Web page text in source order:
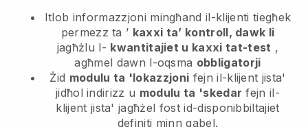
Itlob informazzjoni mingħand il-klijenti tiegħek
permezz ta ’ kaxxi ta’ kontroll, dawk li
jagħżlu l- kwantitajiet u kaxxi tat-test ,
agħmel dawn l-oqsma obbligatorji
Żid modulu ta 'lokazzjoni fejn il-klijent jista'
jidħol indirizz u modulu ta 'skedar fejn il-
klijent jista' jagħżel fost id-disponibbiltajiet
definiti minn qabel.